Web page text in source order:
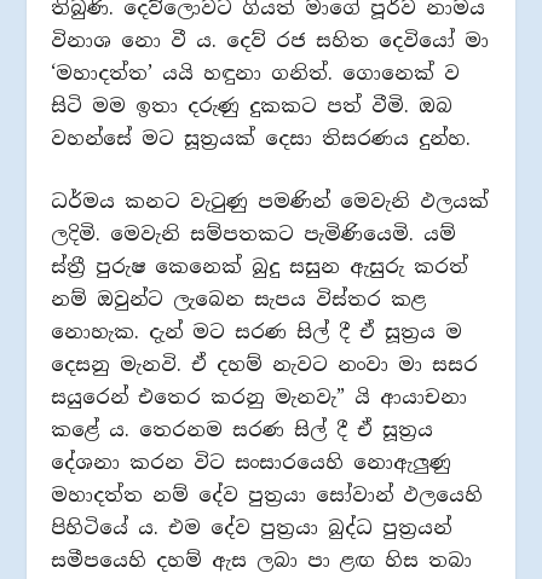
තිබුණි. දෙව්ලොවට ගියත් මාගේ පූර්ව නාමය
විනාශ නො වී ය. දෙව් රජ සහිත දෙවියෝ මා
‘මහාදත්ත’ යයි හඳුනා ගනිත්. ගොනෙක් ව
සිටි මම ඉතා දරුණු දුකකට පත් වීමි. ඔබ
වහන්සේ මට සූත්‍රයක් දෙසා තිසරණය දුන්හ.
ධර්මය කනට වැටුණු පමණින් මෙවැනි ඵලයක්
ලදිමි. මෙවැනි සම්පතකට පැමිණියෙමි. යම්
ස්ත්‍රී පුරුෂ කෙනෙක් බුදු සසුන ඇසුරු කරත්
නම් ඔවුන්ට ලැබෙන සැපය විස්තර කළ
නොහැක. දැන් මට සරණ සිල් දී ඒ සූත්‍රය ම
දෙසනු මැනවි. ඒ දහම් නැවට නංවා මා සසර
සයුරෙන් එතෙර කරනු මැනවැ” යි ආයාචනා
කළේ ය. තෙරනම සරණ සිල් දී ඒ සූත්‍රය
දේශනා කරන විට සංසාරයෙහි නොඇලුණු
මහාදත්ත නම් දේව පුත්‍රයා සෝවාන් ඵලයෙහි
පිහිටියේ ය. එම දේව පුත්‍රයා බුද්ධ පුත්‍රයන්
සමීපයෙහි දහම් ඇස ලබා පා ළඟ හිස තබා